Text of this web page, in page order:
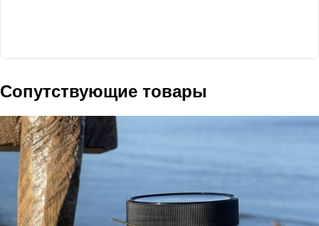
Сопутствующие товары